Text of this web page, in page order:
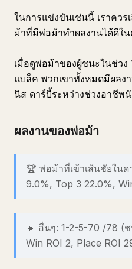
ในการแข่งขันเช่นนี้ เราคว
ม้าที่มีพ่อม้าทำผลงานได้ดีใน
เมื่อดูพ่อม้าของผู้ชนะในช่วง
แบล็ค พวกเขาทั้งหมดมีผลง
นิส ดาร์บี้ระหว่างช่วงอาชีพ
ผลงานของพ่อม้า
🏆 พ่อม้าที่เข้าเส้นชัยใน
9.0%, Top 3 22.0%,
🔹 อื่นๆ: 1-2-5-70 /78 (
Win ROI 2, Place ROI